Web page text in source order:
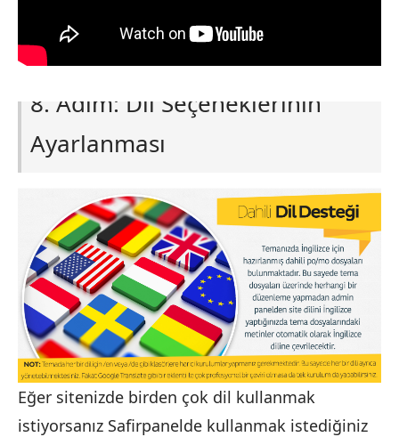
8. Adım: Dil Seçeneklerinin
Ayarlanması
Eğer sitenizde birden çok dil kullanmak
istiyorsanız Safirpanelde kullanmak istediğiniz